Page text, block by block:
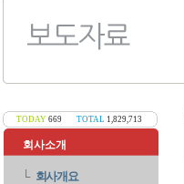
TODAY 669 TOTAL 1,829,713
회사소개
└ 회사개요